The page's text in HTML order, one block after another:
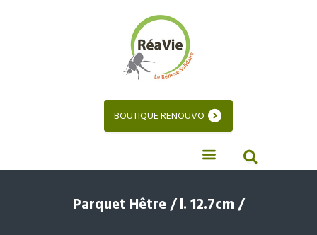
BOUTIQUE RENOUVO
Parquet Hêtre / l. 12.7cm /